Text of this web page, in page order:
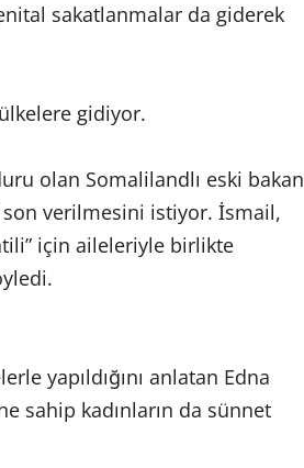
sakatlanmalar da giderek
gidiyor.
olan Somalilandlı eski bakan
verilmesini istiyor. İsmail,
için aileleriyle birlikte
yapıldığını anlatan Edna
sahip kadınların da sünnet